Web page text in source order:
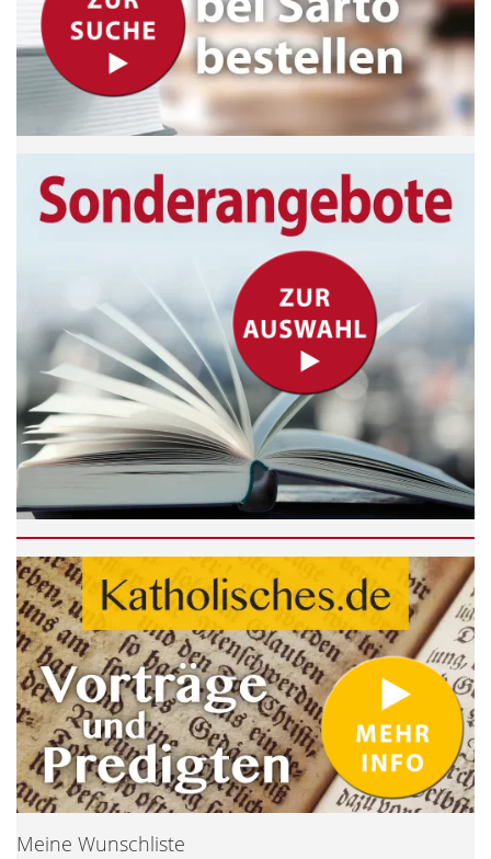
Meine Wunschliste